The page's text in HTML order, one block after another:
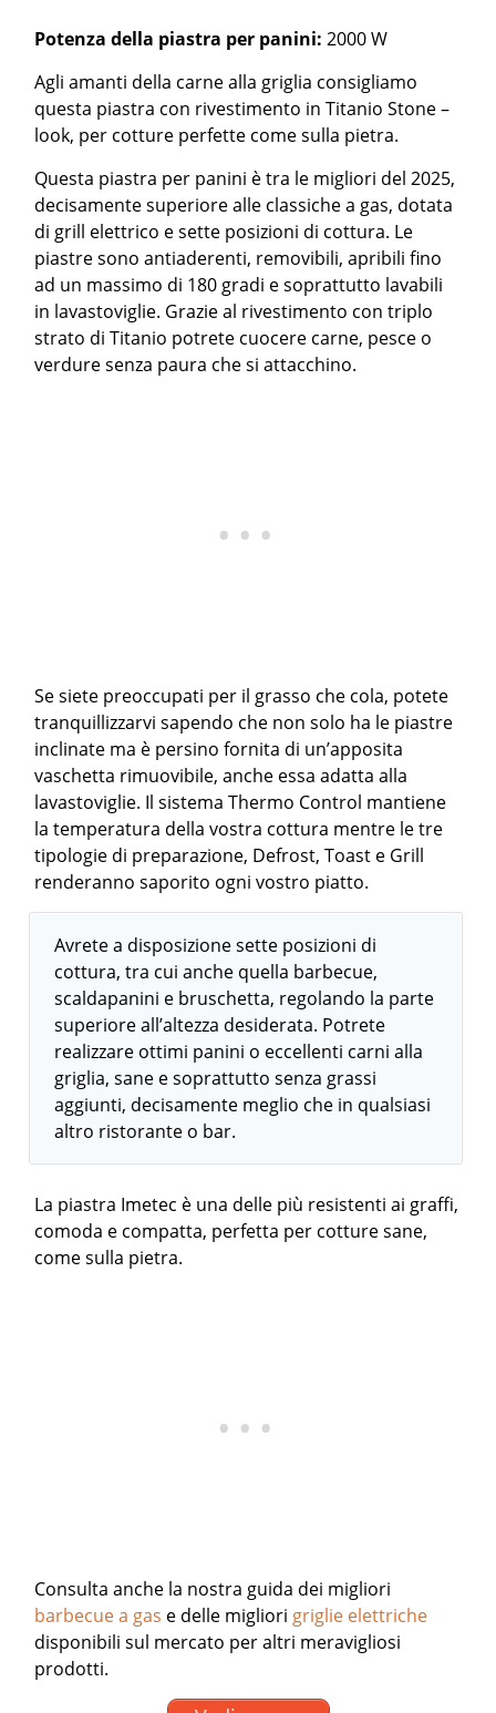
Potenza della piastra per panini:2000 W
Agli amanti della carne alla griglia consigliamo
questa piastra con rivestimento in Titanio Stone –
look, per cotture perfette come sulla pietra.
Questa piastra per panini è tra le migliori del 2025,
decisamente superiore alle classiche a gas, dotata
di grill elettrico e sette posizioni di cottura. Le
piastre sono antiaderenti, removibili, apribili fino
ad un massimo di 180 gradi e soprattutto lavabili
in lavastoviglie. Grazie al rivestimento con triplo
strato di Titanio potrete cuocere carne, pesce o
verdure senza paura che si attacchino.
Se siete preoccupati per il grasso che cola, potete
tranquillizzarvi sapendo che non solo ha le piastre
inclinate ma è persino fornita di un’apposita
vaschetta rimuovibile, anche essa adatta alla
lavastoviglie. Il sistema Thermo Control mantiene
la temperatura della vostra cottura mentre le tre
tipologie di preparazione, Defrost, Toast e Grill
renderanno saporito ogni vostro piatto.
Avrete a disposizione sette posizioni di
cottura, tra cui anche quella barbecue,
scaldapanini e bruschetta, regolando la parte
superiore all’altezza desiderata. Potrete
realizzare ottimi panini o eccellenti carni alla
griglia, sane e soprattutto senza grassi
aggiunti, decisamente meglio che in qualsiasi
altro ristorante o bar.
La piastra Imetec è una delle più resistenti ai graffi,
comoda e compatta, perfetta per cotture sane,
come sulla pietra.
Consulta anche la nostra guida dei migliori
barbecue a gas e delle migliori griglie elettriche
disponibili sul mercato per altri meravigliosi
prodotti.